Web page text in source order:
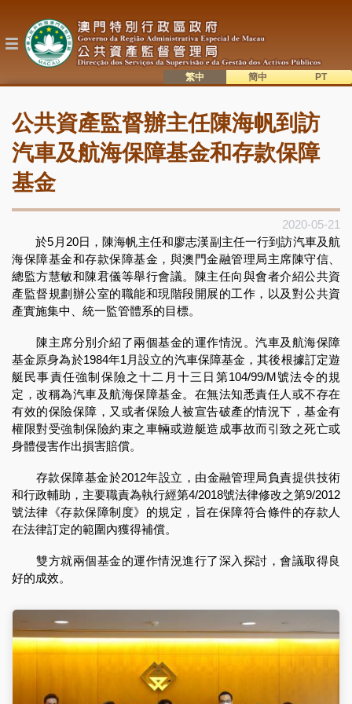
主
目公共資產監督辦主任陳海帆到訪
汽車及航海保障基金和存款保障
基金
2020-05-21
於5月20日，陳海帆主任和廖志漢副主任一行到訪汽車及航
海保障基金和存款保障基金，與澳門金融管理局主席陳守信、
總監方慧敏和陳君儀等舉行會議。陳主任向與會者介紹公共資
產監督規劃辦公室的職能和現階段開展的工作，以及對公共資
產實施集中、統一監管體系的目標。
陳主席分別介紹了兩個基金的運作情況。汽車及航海保障
基金原身為於1984年1月設立的汽車保障基金，其後根據訂定遊
艇民事責任強制保險之十二月十三日第104/99/M號法令的規
定，改稱為汽車及航海保障基金。在無法知悉責任人或不存在
有效的保險保障，又或者保險人被宣告破產的情況下，基金有
權限對受強制保險約束之車輛或遊艇造成事故而引致之死亡或
身體侵害作出損害賠償。
存款保障基金於2012年設立，由金融管理局負責提供技術
和行政輔助，主要職責為執行經第4/2018號法律修改之第9/2012
號法律《存款保障制度》的規定，旨在保障符合條件的存款人
在法律訂定的範圍內獲得補償。
雙方就兩個基金的運作情況進行了深入探討，會議取得良
好的成效。